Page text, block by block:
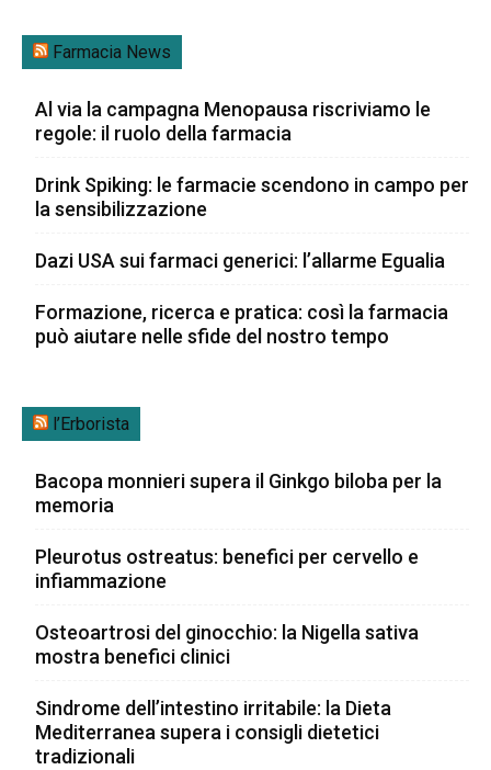
Farmacia News
Al via la campagna Menopausa riscriviamo le
regole: il ruolo della farmacia
Drink Spiking: le farmacie scendono in campo per
la sensibilizzazione
Dazi USA sui farmaci generici: l’allarme Egualia
Formazione, ricerca e pratica: così la farmacia
può aiutare nelle sfide del nostro tempo
l’Erborista
Bacopa monnieri supera il Ginkgo biloba per la
memoria
Pleurotus ostreatus: benefici per cervello e
infiammazione
Osteoartrosi del ginocchio: la Nigella sativa
mostra benefici clinici
Sindrome dell’intestino irritabile: la Dieta
Mediterranea supera i consigli dietetici
tradizionali